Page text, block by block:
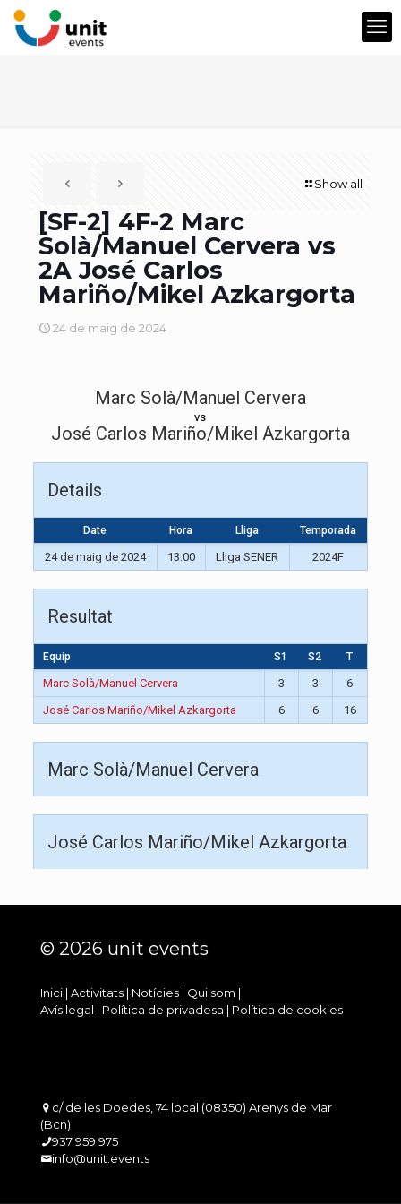
Show all
[SF-2] 4F-2 Marc
Solà/Manuel Cervera vs
2A José Carlos
Mariño/Mikel Azkargorta
24 de maig de 2024
Marc Solà/Manuel Cervera
vs
José Carlos Mariño/Mikel Azkargorta
Details
Date Hora Lliga Temporada
24 de maig de 2024 13:00 Lliga SENER 2024F
Resultat
Equip S1 S2 T
Marc Solà/Manuel Cervera 3 3
6
José Carlos Mariño/Mikel Azkargorta
6 6 16
Marc Solà/Manuel Cervera
José Carlos Mariño/Mikel Azkargorta
© 2026 unit events
Inici | Activitats | Notícies | Qui som |
Avís legal | Política de privadesa | Política de cookies
c/ de les Doedes, 74 local (08350) Arenys de Mar
(Bcn)
937 959 975
info@unit.events